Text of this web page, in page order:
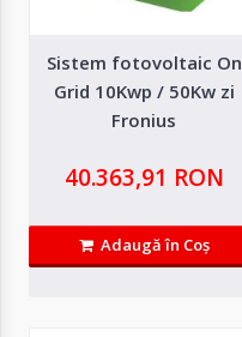
Configurator
Sistem fotovoltaic On
Grid 10Kwp / 50Kw zi
Fronius
40.363,91 RON
Adaugă în Coş